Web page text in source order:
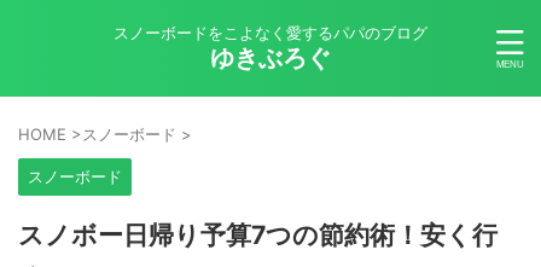
スノーボードをこよなく愛するパパのブログ
ゆきぶろぐ
HOME >スノーボード >
スノーボード
スノボー日帰り予算7つの節約術！安く行